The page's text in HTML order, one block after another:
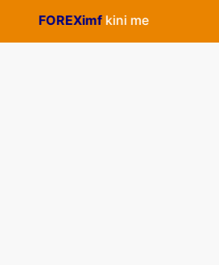
FOREXimfkini menjadi